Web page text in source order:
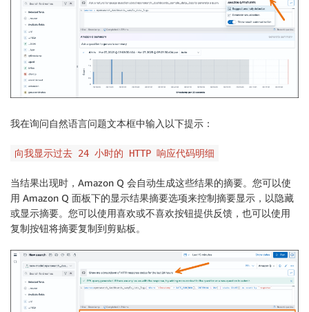
我在询问自然语言问题文本框中输入以下提示：
向我显示过去 24 小时的 HTTP 响应代码明细
当结果出现时，Amazon Q 会自动生成这些结果的摘要。您可以使
用 Amazon Q 面板下的显示结果摘要选项来控制摘要显示，以隐藏
或显示摘要。您可以使用喜欢或不喜欢按钮提供反馈，也可以使用
复制按钮将摘要复制到剪贴板。